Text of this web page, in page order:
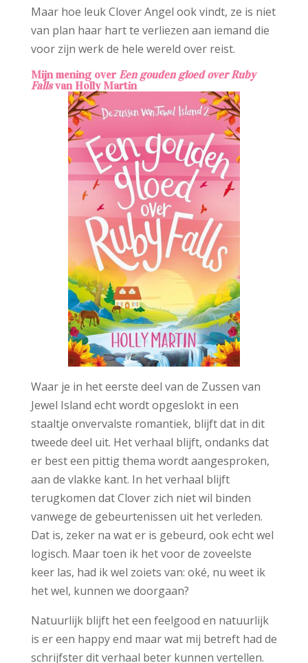
Maar hoe leuk Clover Angel ook vindt, ze is niet
van plan haar hart te verliezen aan iemand die
voor zijn werk de hele wereld over reist.
Mijn mening over Een gouden gloed over Ruby
Fallsvan Holly Martin
Waar je in het eerste deel van de Zussen van
Jewel Island echt wordt opgeslokt in een
staaltje onvervalste romantiek, blijft dat in dit
tweede deel uit. Het verhaal blijft, ondanks dat
er best een pittig thema wordt aangesproken,
aan de vlakke kant. In het verhaal blijft
terugkomen dat Clover zich niet wil binden
vanwege de gebeurtenissen uit het verleden.
Dat is, zeker na wat er is gebeurd, ook echt wel
logisch. Maar toen ik het voor de zoveelste
keer las, had ik wel zoiets van: oké, nu weet ik
het wel, kunnen we doorgaan?
Natuurlijk blijft het een feelgood en natuurlijk
is er een happy end maar wat mij betreft had de
schrijfster dit verhaal beter kunnen vertellen.